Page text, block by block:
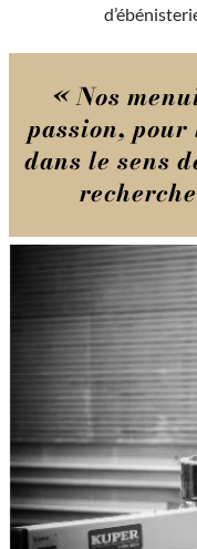
« Nos
passion,
dans le sens